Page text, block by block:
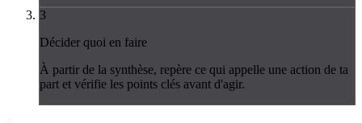
3
Décider quoi en faire
À partir de la synthèse, repère ce qui appelle une action de ta
part et vérifie les points clés avant d'agir.